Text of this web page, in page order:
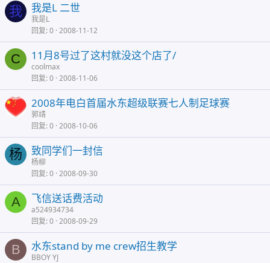
我 我是L 二世
我是L
回复 0 2008-11-12
C 11月8号过了这村就没这个店了/
coolmax
回复 0 2008-11-06
2008年电白首届水东超级联赛七人制足球赛
郭靖
回复 0 2008-10-06
杨 致同学们一封信
杨柳
回复 0 2008-09-30
A 飞信送话费活动
a524934734
回复 0 2008-09-29
B 水东stand by me crew招生教学
BBOY YJ